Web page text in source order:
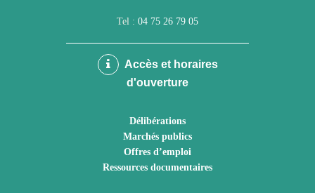
Tel : 04 75 26 79 05
Accès et horaires
d'ouverture
Délibérations
Marchés publics
Offres d’emploi
Ressources documentaires